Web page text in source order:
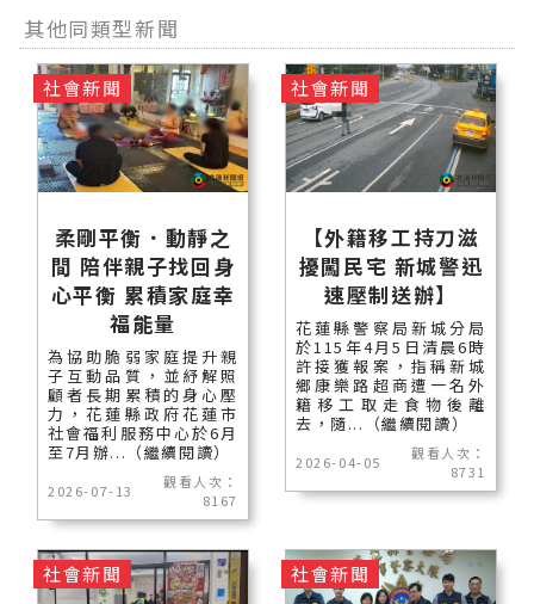
其他同類型新聞
柔剛平衡．動靜之
間 陪伴親子找回身
心平衡 累積家庭幸
福能量
為協助脆弱家庭提升親
子互動品質，並紓解照
顧者長期累積的身心壓
力，花蓮縣政府花蓮市
社會福利服務中心於6月
至7月辦...（繼續閱讀）
2026-07-13
觀看人次：
8167
社會新聞
【外籍移工持刀滋
擾闖民宅 新城警迅
速壓制送辦】
花蓮縣警察局新城分局
於115年4月5日清晨6時
許接獲報案，指稱新城
鄉康樂路超商遭一名外
籍移工取走食物後離
去，隨...（繼續閱讀）
2026-04-05
觀看人次：
8731
社會新聞
社會新聞 社會新聞